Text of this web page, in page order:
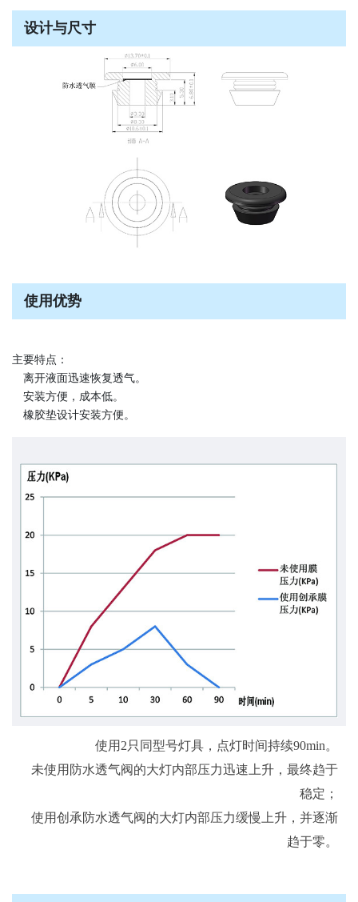
设计与尺寸
使用优势
主要特点：
离开液面迅速恢复透气。
安装方便，成本低。
橡胶垫设计安装方便。
使用2只同型号灯具，点灯时间持续90min。
未使用防水透气阀的大灯内部压力迅速上升，最终趋于
稳定；
使用创承防水透气阀的大灯内部压力缓慢上升，并逐渐
趋于零。